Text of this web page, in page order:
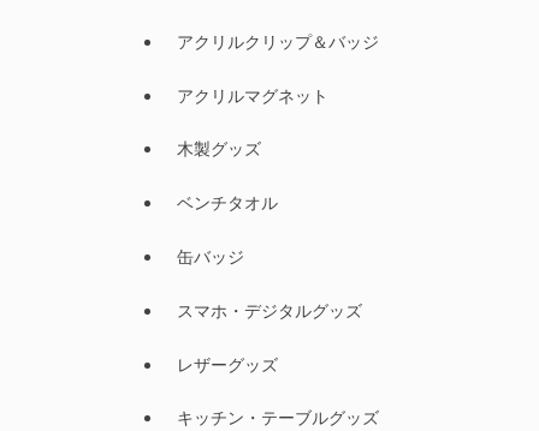
アクリルクリップ＆バッジ
アクリルマグネット
木製グッズ
ベンチタオル
缶バッジ
スマホ・デジタルグッズ
レザーグッズ
キッチン・テーブルグッズ